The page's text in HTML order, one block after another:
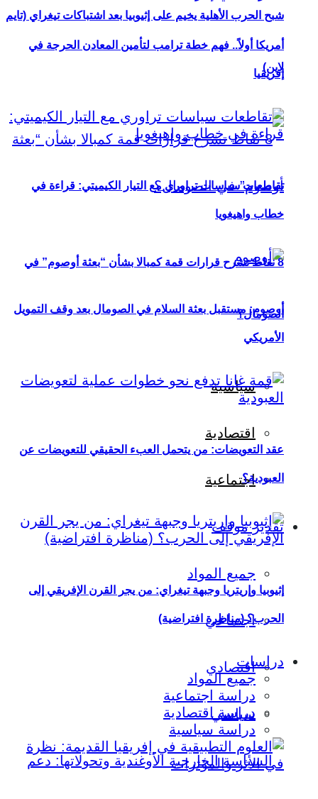
شبح الحرب الأهلية يخيم على إثيوبيا بعد اشتباكات تيغراي (تايم
لاين)
8 نقاط تشرح قرارات قمة كمبالا بشأن “بعثة أوصوم” في
الصومال؟
سياسية
اقتصادية
اجتماعية
تقدير موقف
جميع المواد
اجتماعي
اقتصادي
سياسي
أمريكا أولاً.. فهم خطة ترامب لتأمين المعادن الحرجة في
إفريقيا
تقاطعات سياسات تراوري مع التيار الكيميتي: قراءة في
خطاب واهيغويا
أوصوم: مستقبل بعثة السلام في الصومال بعد وقف التمويل
الأمريكي
عقد التعويضات: من يتحمل العبء الحقيقي للتعويضات عن
العبودية؟
إثيوبيا وإريتريا وجبهة تيغراي: من يجر القرن الإفريقي إلى
الحرب؟ (مناظرة افتراضية)
دراسات
جميع المواد
دراسة اجتماعية
دراسة اقتصادية
دراسة سياسية